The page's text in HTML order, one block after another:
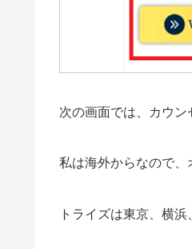
次の画面では、カウ
私は海外からなので
トライズは東京、横